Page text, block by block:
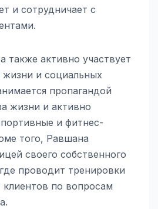
и сотрудничает с
также активно участвует
и социальных
пропагандой
жизни и активно
и фитнес-
того, Равшана
своего собственного
проводит тренировки
клиентов по вопросам